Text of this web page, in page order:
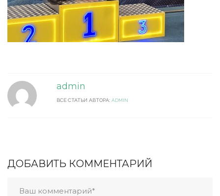
admin
ВСЕ СТАТЬИ АВТОРА: ADMIN
ДОБАВИТЬ КОММЕНТАРИЙ